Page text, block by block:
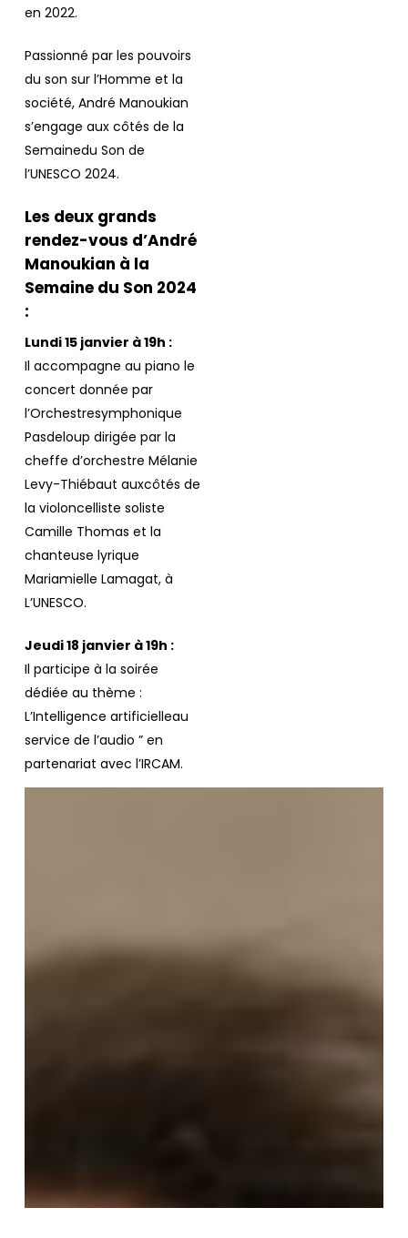
en 2022.
Passionné par les pouvoirs
du son sur l’Homme et la
société, André Manoukian
s’engage aux côtés de la
Semainedu Son de
l’UNESCO 2024.
Les deux grands
rendez-vous d’André
Manoukian à la
Semaine du Son 2024
:
Lundi 15 janvier à 19h :
Il accompagne au piano le
concert donnée par
l’Orchestresymphonique
Pasdeloup dirigée par la
cheffe d’orchestre Mélanie
Levy-Thiébaut auxcôtés de
la violoncelliste soliste
Camille Thomas et la
chanteuse lyrique
Mariamielle Lamagat, à
L’UNESCO.
Jeudi 18 janvier à 19h :
Il participe à la soirée
dédiée au thème :
L’Intelligence artificielleau
service de l’audio ” en
partenariat avec l’IRCAM.